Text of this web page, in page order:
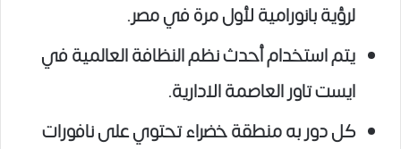
لرؤية بانورامية لأول مرة في مصر.
يتم استخدام أحدث نظم النظافة العالمية في
ايست تاور العاصمة الادارية.
كل دور به منطقة خضراء تحتوي على نافورات